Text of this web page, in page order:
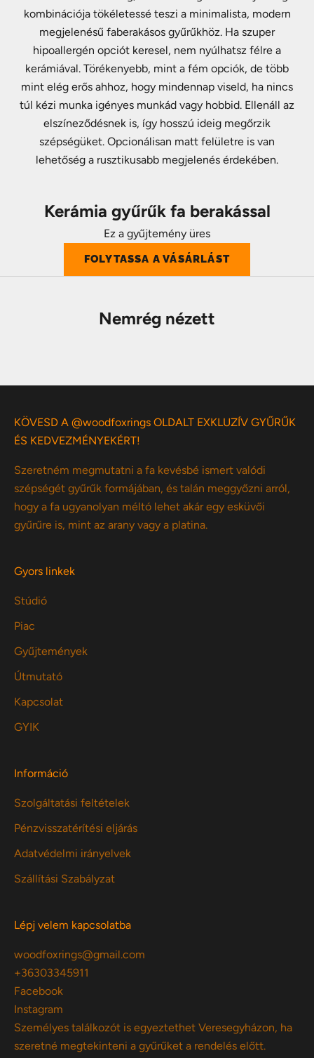
kombinációja tökéletessé teszi a minimalista, modern
megjelenésű faberakásos gyűrűkhöz. Ha szuper
hipoallergén opciót keresel, nem nyúlhatsz félre a
kerámiával. Törékenyebb, mint a fém opciók, de több
mint elég erős ahhoz, hogy mindennap viseld, ha nincs
túl kézi munka igényes munkád vagy hobbid. Ellenáll az
elszíneződésnek is, így hosszú ideig megőrzik
szépségüket. Opcionálisan matt felületre is van
lehetőség a rusztikusabb megjelenés érdekében.
Kerámia gyűrűk fa berakással
Ez a gyűjtemény üres
FOLYTASSA A VÁSÁRLÁST
Nemrég nézett
KÖVESD A @woodfoxrings OLDALT EXKLUZÍV GYŰRŰK
ÉS KEDVEZMÉNYEKÉRT!
Szeretném megmutatni a fa kevésbé ismert valódi
szépségét gyűrűk formájában, és talán meggyőzni arról,
hogy a fa ugyanolyan méltó lehet akár egy esküvői
gyűrűre is, mint az arany vagy a platina.
Gyors linkek
Stúdió
Piac
Gyűjtemények
Útmutató
Kapcsolat
GYIK
Információ
Szolgáltatási feltételek
Pénzvisszatérítési eljárás
Adatvédelmi irányelvek
Szállítási Szabályzat
Lépj velem kapcsolatba
woodfoxrings@gmail.com
+36303345911
Facebook
Instagram
Személyes találkozót is egyeztethet Veresegyházon, ha
szeretné megtekinteni a gyűrűket a rendelés előtt.